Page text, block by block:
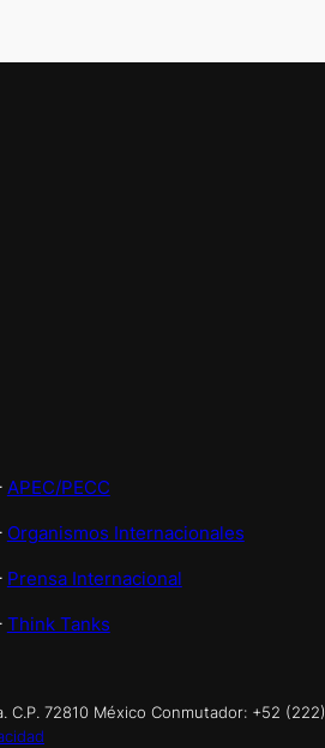
APEC/PECC
Organismos Internacionales
Prensa Internacional
Think Tanks
72810 México Conmutador: +52 (222)